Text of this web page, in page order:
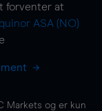
forventer at
ASA (NO)
Markets og er kun